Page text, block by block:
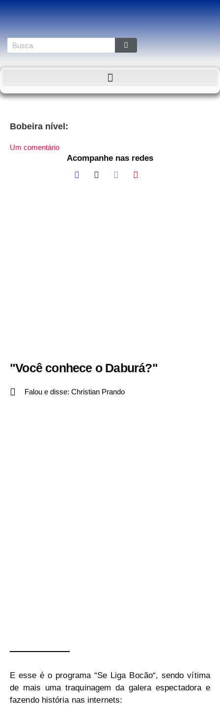
Bobeira nível:
Um comentário
Acompanhe nas redes
"Você conhece o Daburá?"
Falou e disse: Christian Prando
E esse é o programa “Se Liga Bocão“, sendo vítima
de mais uma traquinagem da galera espectadora e
fazendo história nas internets: